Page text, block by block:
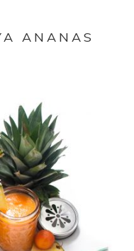
ANANAS